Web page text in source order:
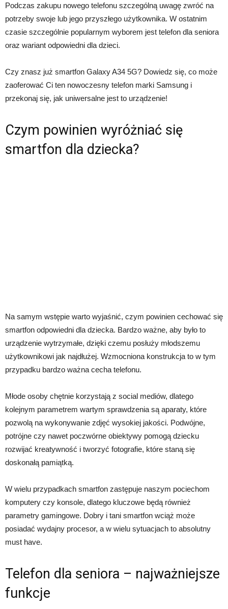
Podczas zakupu nowego telefonu szczególną uwagę zwróć na
potrzeby swoje lub jego przyszłego użytkownika. W ostatnim
czasie szczególnie popularnym wyborem jest telefon dla seniora
oraz wariant odpowiedni dla dzieci.
Czy znasz już smartfon Galaxy A34 5G? Dowiedz się, co może
zaoferować Ci ten nowoczesny telefon marki Samsung i
przekonaj się, jak uniwersalne jest to urządzenie!
Czym powinien wyróżniać się
smartfon dla dziecka?
Na samym wstępie warto wyjaśnić, czym powinien cechować się
smartfon odpowiedni dla dziecka. Bardzo ważne, aby było to
urządzenie wytrzymałe, dzięki czemu posłuży młodszemu
użytkownikowi jak najdłużej. Wzmocniona konstrukcja to w tym
przypadku bardzo ważna cecha telefonu.
Młode osoby chętnie korzystają z social mediów, dlatego
kolejnym parametrem wartym sprawdzenia są aparaty, które
pozwolą na wykonywanie zdjęć wysokiej jakości. Podwójne,
potrójne czy nawet poczwórne obiektywy pomogą dziecku
rozwijać kreatywność i tworzyć fotografie, które staną się
doskonałą pamiątką.
W wielu przypadkach smartfon zastępuje naszym pociechom
komputery czy konsole, dlatego kluczowe będą również
parametry gamingowe. Dobry i tani smartfon wciąż może
posiadać wydajny procesor, a w wielu sytuacjach to absolutny
must have.
Telefon dla seniora – najważniejsze
funkcje